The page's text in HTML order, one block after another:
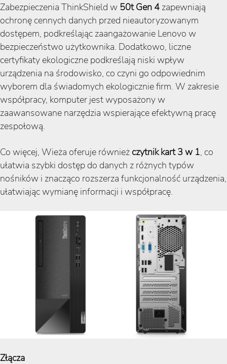
Zabezpieczenia ThinkShield w 50t Gen 4 zapewniają
ochronę cennych danych przed nieautoryzowanym
dostępem, podkreślając zaangażowanie Lenovo w
bezpieczeństwo użytkownika. Dodatkowo, liczne
certyfikaty ekologiczne podkreślają niski wpływ
urządzenia na środowisko, co czyni go odpowiednim
wyborem dla świadomych ekologicznie firm. W zakresie
współpracy, komputer jest wyposażony w
zaawansowane narzędzia wspierające efektywną pracę
zespołową.
Co więcej, Wieża oferuje również czytnik kart 3 w 1, co
ułatwia szybki dostęp do danych z różnych typów
nośników i znacząco rozszerza funkcjonalność urządzenia,
ułatwiając wymianę informacji i współpracę.
Złącza